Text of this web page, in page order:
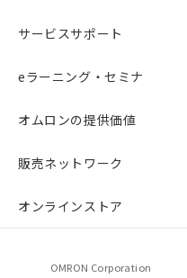
サービスサポート
eラーニング・セミナ
オムロンの提供価値
販売ネットワーク
オンラインストア
OMRON Corporation